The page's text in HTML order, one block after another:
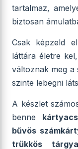
tartalmaz,
biztosan
Csak képzeld
láttára életre
változnak meg a
szinte lebegni
A készlet
benne
bűvös
trükkös